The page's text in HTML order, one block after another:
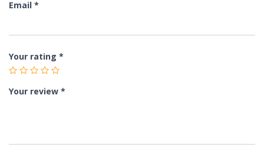
Email *
Your rating *
Your review *